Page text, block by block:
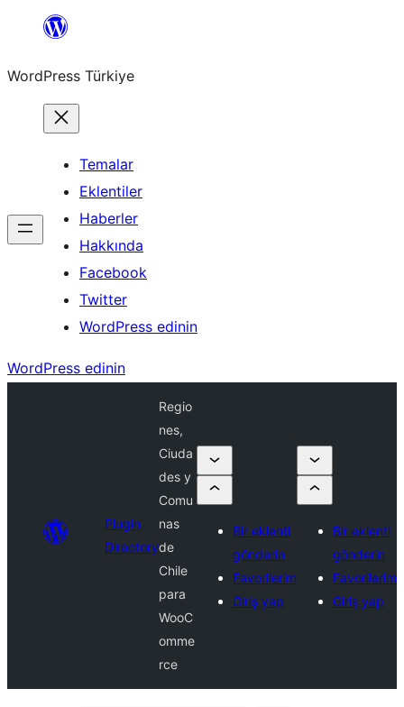
İçeriğe
WordPress Türkiye
Temalar
Eklentiler
Haberler
Hakkında
Facebook
Twitter
WordPress edinin
WordPress edinin
Plugin
Directory
Regio
nes,
Ciuda
des y
Comu
nas
de
Chile
para
WooC
omme
rce
Bir eklenti
gönderin
Favorilerim
Giriş yap
Bir eklenti
gönderin
Favorilerim
Giriş yap